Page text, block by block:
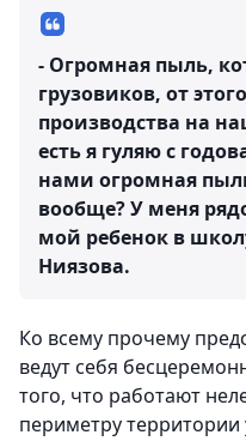
- Огромная пыль,
грузовиков, от
производства на
есть я гуляю с
нами огромная
вообще? У меня
мой ребенок в
Ниязова.
Ко всему прочему
ведут себя
того, что работают
периметру